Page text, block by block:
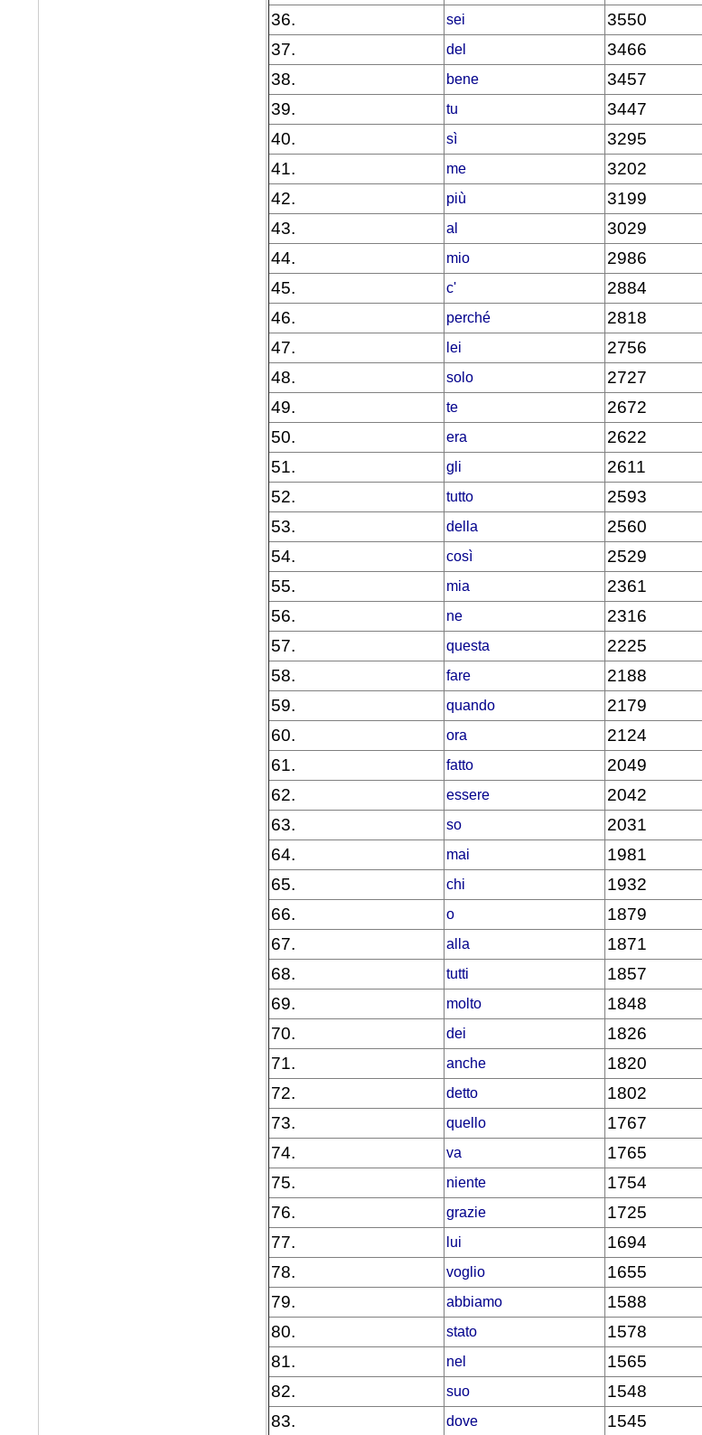
36. sei 3550
37. del 3466
38.
bene 3457
39.
tu 3447
40.
sì 3295
41.
me 3202
42.
più 3199
43.
al 3029
44.
mio 2986
45.
c' 2884
46.
perché 2818
47.
lei 2756
48.
solo 2727
49.
te 2672
50.
era 2622
51. gli 2611
52.
tutto 2593
53.
della 2560
54.
così 2529
55.
mia 2361
56.
ne 2316
57.
questa 2225
58.
fare 2188
59. quando 2179
60.
ora 2124
61.
fatto 2049
62. essere 2042
63. so 2031
64. mai 1981
65.
chi 1932
66.
o 1879
67.
alla 1871
68.
tutti 1857
69.
molto 1848
70.
dei 1826
71.
anche 1820
72.
detto 1802
73. quello 1767
74.
va 1765
75. niente 1754
76.
grazie 1725
77.
lui 1694
78.
voglio 1655
79. abbiamo 1588
80. stato 1578
81.
nel 1565
82.
suo 1548
83.
dove 1545